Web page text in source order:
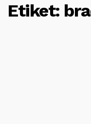
Etiket: